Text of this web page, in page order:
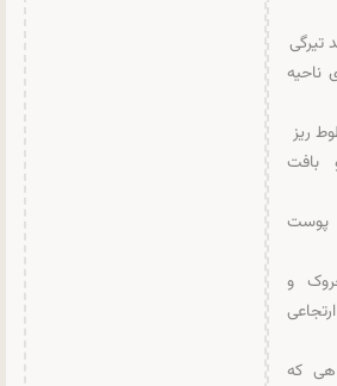
تیرگی
ناحیه
ریز
پوست
و
که